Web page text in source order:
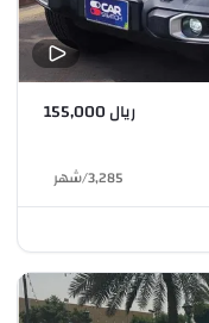
ريال 155,000
3,285
/شهر